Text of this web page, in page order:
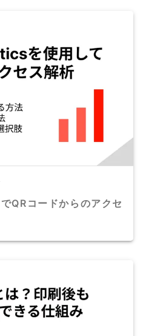
QRコードからのアクセ